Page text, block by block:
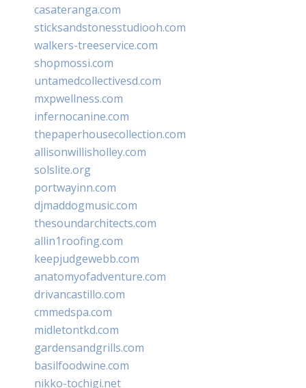
casateranga.com
sticksandstonesstudiooh.com
walkers-treeservice.com
shopmossi.com
untamedcollectivesd.com
mxpwellness.com
infernocanine.com
thepaperhousecollection.com
allisonwillisholley.com
solslite.org
portwayinn.com
djmaddogmusic.com
thesoundarchitects.com
allin1roofing.com
keepjudgewebb.com
anatomyofadventure.com
drivancastillo.com
cmmedspa.com
midletontkd.com
gardensandgrills.com
basilfoodwine.com
nikko-tochigi.net